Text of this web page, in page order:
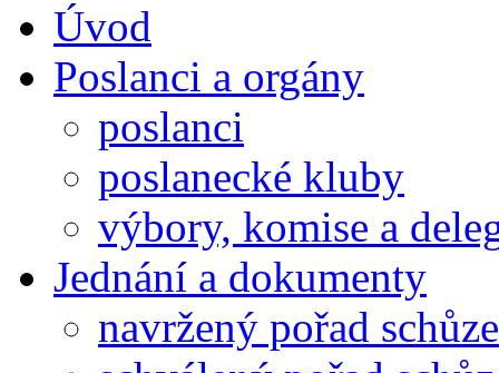
Úvod
Poslanci a orgány
poslanci
poslanecké kluby
výbory, komise a
Jednání a dokumenty
navržený pořad schůze